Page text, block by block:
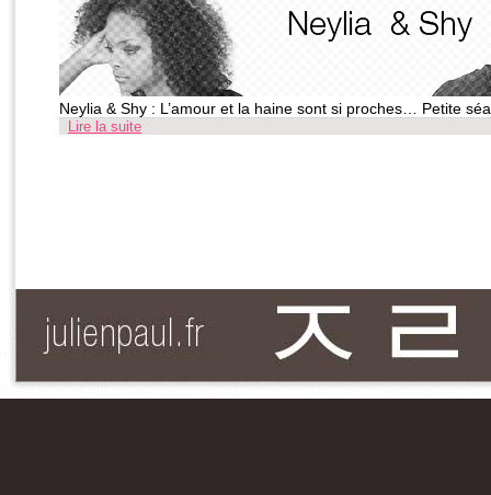
Neylia & Shy : L’amour et la haine sont si proches… Petite
Lire la suite